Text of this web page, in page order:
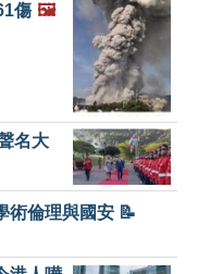
傷 🖼️
名大
術倫理與國安 📝